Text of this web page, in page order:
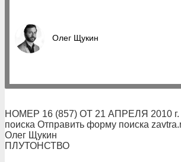
Олег Щукин
НОМЕР 16 (857) ОТ 21 АПРЕЛЯ 2010 г.
поиска Отправить форму поиска
Олег Щукин
ПЛУТОНСТВО